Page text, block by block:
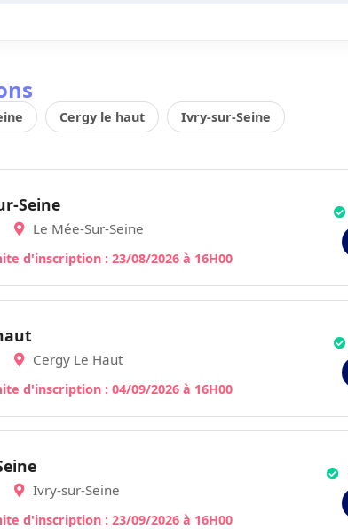
Cergy le haut Ivry-sur-Seine
Seine
Le Mée-Sur-Seine
d'inscription : 23/08/2026 à 16H00
Cergy Le Haut
d'inscription : 04/09/2026 à 16H00
Ivry-sur-Seine
d'inscription : 23/09/2026 à 16H00